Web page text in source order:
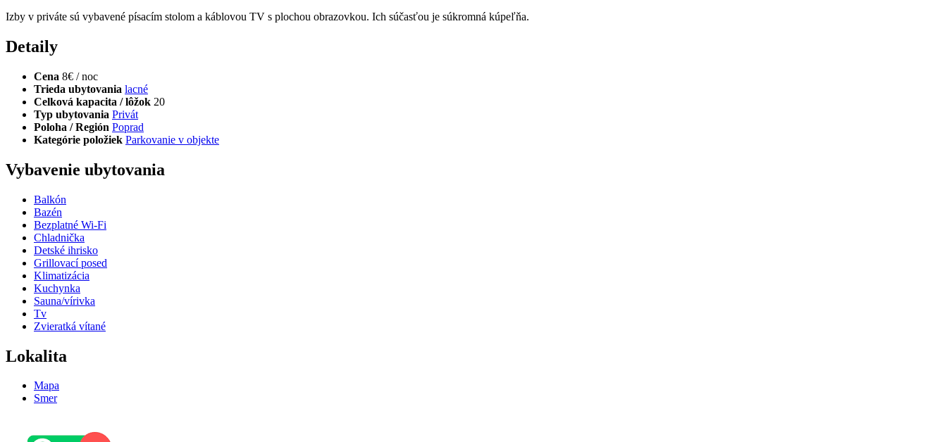
Izby v priváte sú vybavené písacím stolom a káblovou TV s plochou obrazovkou. Ich súčasťou je súkromná kúpeľňa.
Detaily
Cena 8€ / noc
Trieda ubytovania lacné
Celková kapacita / lôžok 20
Typ ubytovania Privát
Poloha / Región Poprad
Kategórie položiek Parkovanie v objekte
Vybavenie ubytovania
Balkón
Bazén
Bezplatné Wi-Fi
Chladnička
Detské ihrisko
Grillovací posed
Klimatizácia
Kuchynka
Sauna/vírivka
Tv
Zvieratká vítané
Lokalita
Mapa
Smer